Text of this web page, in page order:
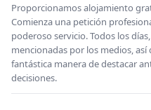
Proporcionamos alojamiento
Comienza una petición
poderoso servicio. Todos los
mencionadas por los medios,
fantástica manera de destacar
decisiones.